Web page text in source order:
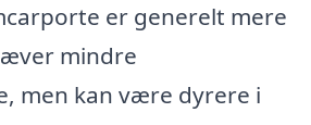
er generelt mere
mindre
men kan være dyrere i